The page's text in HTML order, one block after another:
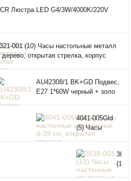
Люстра LED G4/3W/4000K/220V
001 (10) Часы настольные металл
дерево, открытая стрелка, корпус
"Классика", Рубин
AU42308/1 BK+GD Подвес,
E27 1*60W черный + золо
4041-005Gld
(5) Часы
настенные
39 см,
открытая
стрелка
(10)